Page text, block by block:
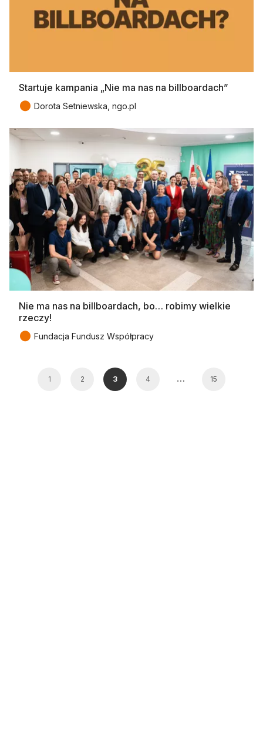
Startuje kampania „Nie ma nas na billboardach”
● Dorota Setniewska, ngo.pl
Nie ma nas na billboardach, bo… robimy wielkie
rzeczy!
● Fundacja Fundusz Współpracy
1 2 3 4 … 15